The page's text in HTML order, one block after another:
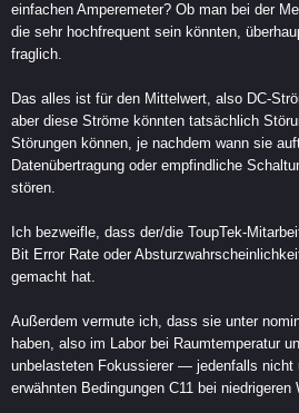
einfachen Amperemeter? Ob man bei der
die sehr hochfrequent sein könnten,
fraglich.
Das alles ist für den Mittelwert, also DC-
aber diese Ströme könnten tatsächlich
Störungen können, je nachdem wann sie
Datenübertragung oder empfindliche
stören.
Ich bezweifle, dass der/die ToupTek-
Bit Error Rate oder
gemacht hat.
Außerdem vermute ich, dass sie unter
haben, also im Labor bei Raumtemperatur
unbelasteten Fokussierer — jedenfalls nicht
erwähnten Bedingungen C11 bei niedrigeren